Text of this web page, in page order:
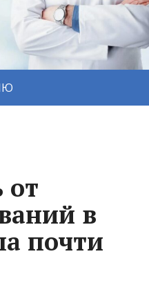
от
в
почти